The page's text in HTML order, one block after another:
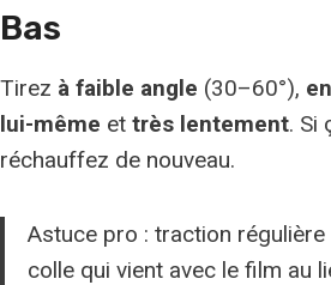
Bas
Tirez à faible angle (30–60°),
lui-même et très lentement. Si
réchauffez de nouveau.
Astuce pro : traction
colle qui vient avec le film au